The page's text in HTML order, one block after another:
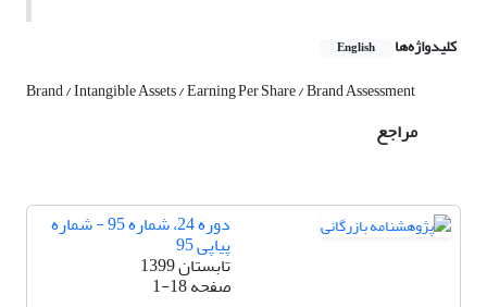
کلیدواژه‌ها English
Brand / Intangible Assets / Earning Per Share / Brand Assessment
مراجع
دوره 24، شماره 95 - شماره
پیاپی 95
تابستان 1399
صفحه1-18